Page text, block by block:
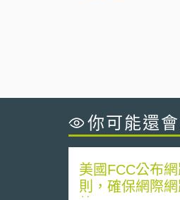
你可能還
美國FCC公布
則，確保網際